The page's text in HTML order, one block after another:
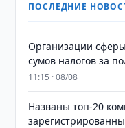
ПОСЛЕДНИЕ
Организации
сумов налогов за
11:15 · 08/08
Названы топ-20